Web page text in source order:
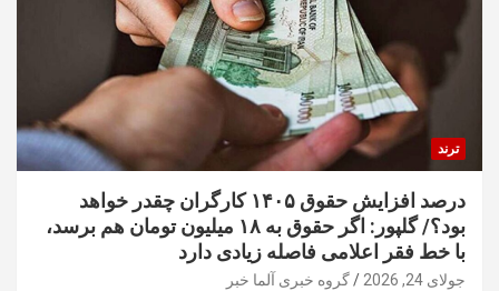
ترند
درصد افزایش حقوق ۱۴۰۵ کارگران چقدر خواهد
بود؟/ گلپور: اگر حقوق به ۱۸ میلیون تومان هم برسد،
با خط فقر اعلامی فاصله زیادی دارد
جولای 24, 2026 گروه خبری آلما خبر